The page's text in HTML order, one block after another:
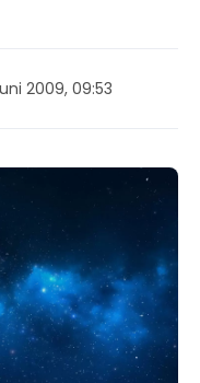
2009, 09:53